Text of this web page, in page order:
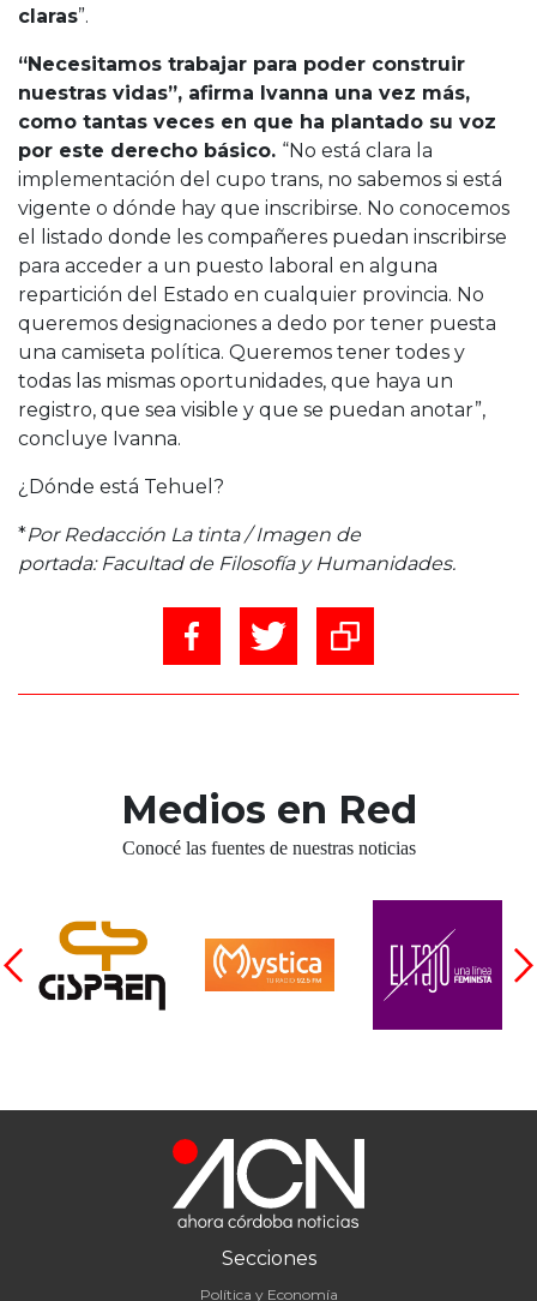
claras”.
“Necesitamos trabajar para poder construir
nuestras vidas”, afirma Ivanna una vez más,
como tantas veces en que ha plantado su voz
por este derecho básico. “No está clara la
implementación del cupo trans, no sabemos si está
vigente o dónde hay que inscribirse. No conocemos
el listado donde les compañeres puedan inscribirse
para acceder a un puesto laboral en alguna
repartición del Estado en cualquier provincia. No
queremos designaciones a dedo por tener puesta
una camiseta política. Queremos tener todes y
todas las mismas oportunidades, que haya un
registro, que sea visible y que se puedan anotar”,
concluye Ivanna.
¿Dónde está Tehuel?
*Por Redacción La tinta / Imagen de
portada: Facultad de Filosofía y Humanidades.
Medios en Red
Conocé las fuentes de nuestras noticias
Secciones
Política y Economía